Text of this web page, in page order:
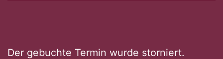
Der gebuchte Termin wurde storniert.